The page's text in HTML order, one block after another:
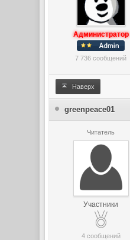
Администратор
7 736 сообщений
Наверх
greenpeace01
Читатель
Участники
4 сообщений